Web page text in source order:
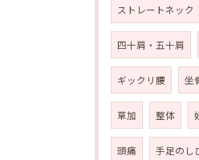
ストレートネック
四十肩・五十肩
ギックリ腰 坐
草加 整体
頭痛 手足のし